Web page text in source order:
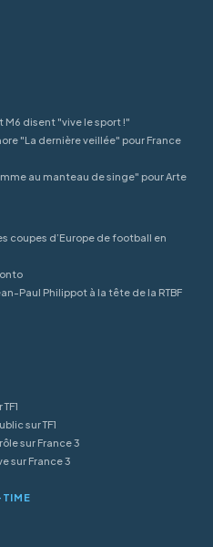
M6 disent "vive le sport !"
"La dernière veillée" pour France
au manteau de singe" pour Arte
coupes d’Europe de football en
Paul Philippot à la tête de la RTBF
sur TF1
sur France 3
sur France 3